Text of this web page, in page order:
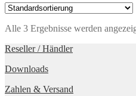
Alle 3 Ergebnisse werden
Reseller / Händler
Downloads
Zahlen & Versand